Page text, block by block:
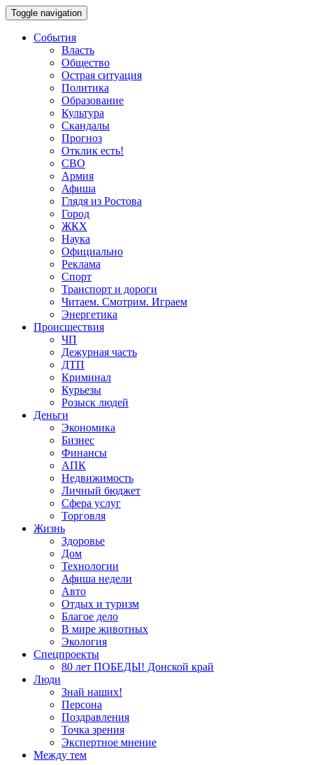
Toggle navigation
События
Власть
Общество
Острая ситуация
Политика
Образование
Культура
Скандалы
Прогноз
Отклик есть!
СВО
Армия
Афиша
Глядя из Ростова
Город
ЖКХ
Наука
Официально
Реклама
Спорт
Транспорт и дороги
Читаем. Смотрим. Играем
Энергетика
Происшествия
ЧП
Дежурная часть
ДТП
Криминал
Курьезы
Розыск людей
Деньги
Экономика
Бизнес
Финансы
АПК
Недвижимость
Личный бюджет
Сфера услуг
Торговля
Жизнь
Здоровье
Дом
Технологии
Афиша недели
Авто
Отдых и туризм
Благое дело
В мире животных
Экология
Спецпроекты
80 лет ПОБЕДЫ! Донской край
Люди
Знай наших!
Персона
Поздравления
Точка зрения
Экспертное мнение
Между тем